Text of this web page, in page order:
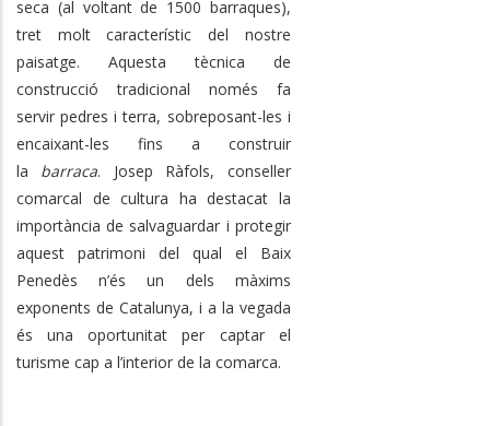
seca (al voltant de 1500 barraques),
tret molt característic del nostre
paisatge. Aquesta tècnica de
construcció tradicional només fa
servir pedres i terra, sobreposant-les i
encaixant-les fins a construir
la barraca. Josep Ràfols, conseller
comarcal de cultura ha destacat la
importància de salvaguardar i protegir
aquest patrimoni del qual el Baix
Penedès n’és un dels màxims
exponents de Catalunya, i a la vegada
és una oportunitat per captar el
turisme cap a l’interior de la comarca.